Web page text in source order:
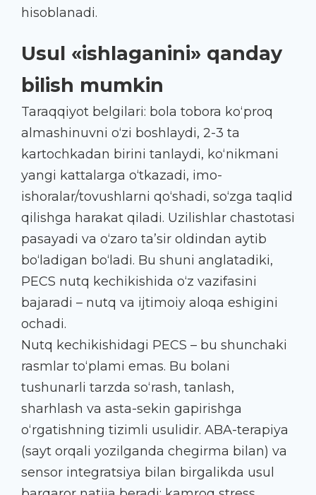
hisoblanadi.
Usul «ishlaganini» qanday
bilish mumkin
Taraqqiyot belgilari: bola tobora ko‘proq
almashinuvni o‘zi boshlaydi, 2-3 ta
kartochkadan birini tanlaydi, ko‘nikmani
yangi kattalarga o‘tkazadi, imo-
ishoralar/tovushlarni qo‘shadi, so‘zga taqlid
qilishga harakat qiladi. Uzilishlar chastotasi
pasayadi va o‘zaro ta’sir oldindan aytib
bo‘ladigan bo‘ladi. Bu shuni anglatadiki,
PECS nutq kechikishida o‘z vazifasini
bajaradi – nutq va ijtimoiy aloqa eshigini
ochadi.
Nutq kechikishidagi PECS – bu shunchaki
rasmlar to‘plami emas. Bu bolani
tushunarli tarzda so‘rash, tanlash,
sharhlash va asta-sekin gapirishga
o‘rgatishning tizimli usulidir. ABA-terapiya
(sayt orqali yozilganda chegirma bilan) va
sensor integratsiya bilan birgalikda usul